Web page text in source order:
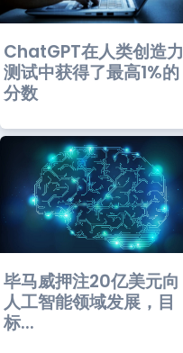
ChatGPT在人类创造力
测试中获得了最高1%的
分数
毕马威押注20亿美元向
人工智能领域发展，目
标...